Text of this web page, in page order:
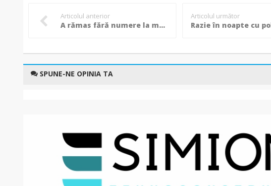
Articolul anterior
A rămas fără numere la mașină, dar a ieșit la plimbare. Surprinzător ce le-a spus polițiștilor când l-au oprit!
Articolul următor
SPUNE-NE OPINIA TA